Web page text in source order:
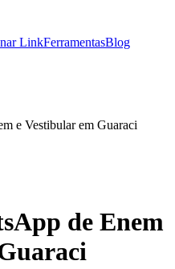
LinkFerramentasBlog
e Vestibular em Guaraci
de Enem